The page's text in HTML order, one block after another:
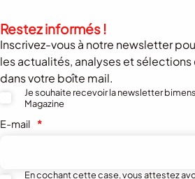
Restez informés !
Inscrivez-vous à notre newsletter
les actualités, analyses et
dans votre boîte mail.
Je souhaite recevoir la newsletter
Magazine
E-mail *
En cochant cette case, vous attestez